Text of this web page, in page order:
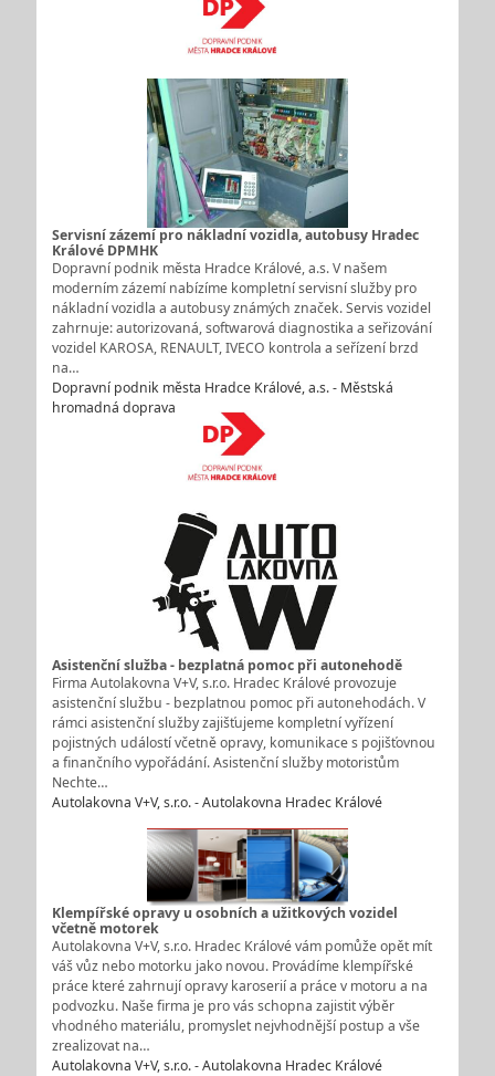
Servisní zázemí pro nákladní vozidla, autobusy Hradec
Králové DPMHK
Dopravní podnik města Hradce Králové, a.s. V našem
moderním zázemí nabízíme kompletní servisní služby pro
nákladní vozidla a autobusy známých značek. Servis vozidel
zahrnuje: autorizovaná, softwarová diagnostika a seřizování
vozidel KAROSA, RENAULT, IVECO kontrola a seřízení brzd
na…
Dopravní podnik města Hradce Králové, a.s. - Městská
hromadná doprava
Asistenční služba - bezplatná pomoc při autonehodě
Firma Autolakovna V+V, s.r.o. Hradec Králové provozuje
asistenční službu - bezplatnou pomoc při autonehodách. V
rámci asistenční služby zajišťujeme kompletní vyřízení
pojistných událostí včetně opravy, komunikace s pojišťovnou
a finančního vypořádání. Asistenční služby motoristům
Nechte…
Autolakovna V+V, s.r.o. - Autolakovna Hradec Králové
Klempířské opravy u osobních a užitkových vozidel
včetně motorek
Autolakovna V+V, s.r.o. Hradec Králové vám pomůže opět mít
váš vůz nebo motorku jako novou. Provádíme klempířské
práce které zahrnují opravy karoserií a práce v motoru a na
podvozku. Naše firma je pro vás schopna zajistit výběr
vhodného materiálu, promyslet nejvhodnější postup a vše
zrealizovat na…
Autolakovna V+V, s.r.o. - Autolakovna Hradec Králové